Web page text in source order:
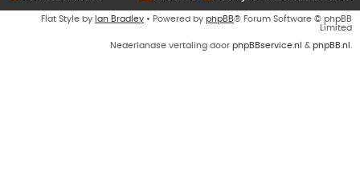
Flat Style by Ian Bradley • Powered by phpBB® Forum Software © phpBB
Limited
Nederlandse vertaling door phpBBservice.nl & phpBB.nl .